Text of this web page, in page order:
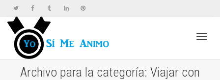
Archivo para la categoría: Viajar con